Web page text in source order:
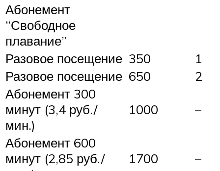
Абонемент
“Свободное
плавание”
Разовое посещение 350
1
Разовое посещение 650
2
Абонемент 300
минут (3,4 руб./
мин.)
1000 –
Абонемент 600
минут (2,85 руб./
1700 –